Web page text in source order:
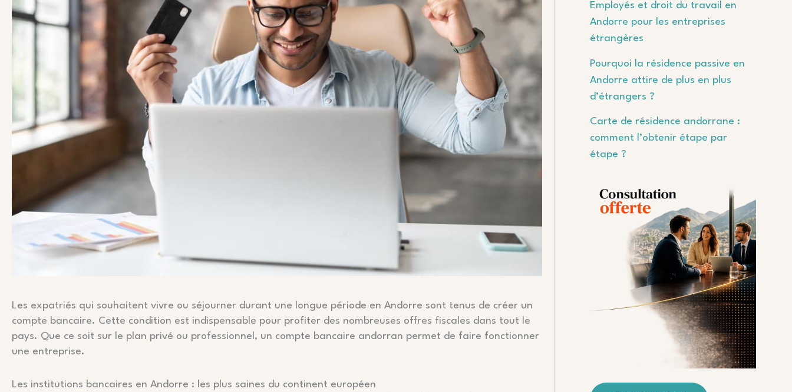
Les expatriés qui souhaitent vivre ou séjourner durant une longue période en Andorre sont tenus de créer un
compte bancaire. Cette condition est indispensable pour profiter des nombreuses offres fiscales dans tout le
pays. Que ce soit sur le plan privé ou professionnel, un compte bancaire andorran permet de faire fonctionner
une entreprise.
Les institutions bancaires en Andorre : les plus saines du continent européen
Employés et droit du travail en
Andorre pour les entreprises
étrangères
Pourquoi la résidence passive en
Andorre attire de plus en plus
d’étrangers ?
Carte de résidence andorrane :
comment l’obtenir étape par
étape ?